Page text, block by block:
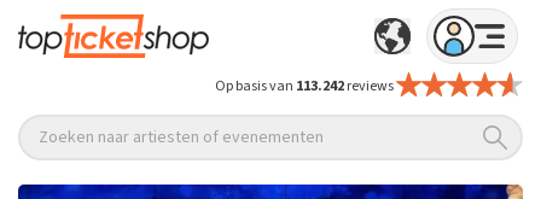
Op basis van 113.242reviews
Zoeken naar artiesten of evenementen